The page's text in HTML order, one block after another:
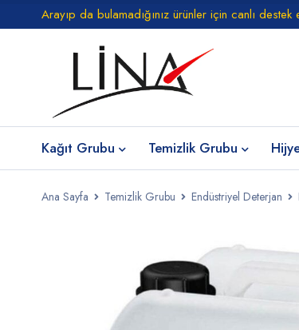
Arayıp da bulamadığınız ürünler için canlı
Kağıt Grubu Temizlik Grubu
Ana Sayfa Temizlik Grubu Endüstriyel Deterjan